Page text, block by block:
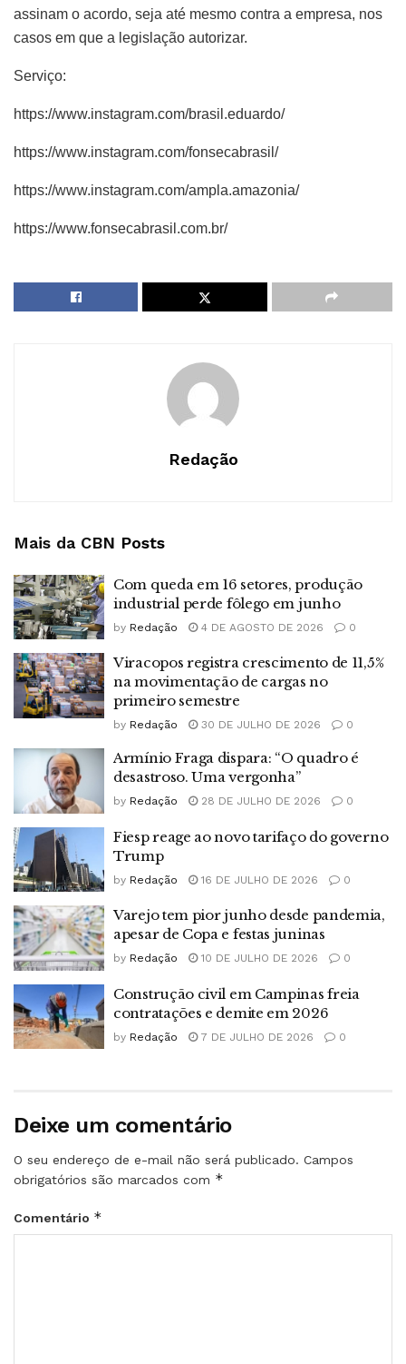
assinam o acordo, seja até mesmo contra a empresa, nos
casos em que a legislação autorizar.
Serviço:
https://www.instagram.com/brasil.eduardo/
https://www.instagram.com/fonsecabrasil/
https://www.instagram.com/ampla.amazonia/
https://www.fonsecabrasil.com.br/
Redação
Mais da CBN Posts
Com queda em 16 setores, produção
industrial perde fôlego em junho
by Redação 4 DE AGOSTO DE 2026 0
Viracopos registra crescimento de 11,5%
na movimentação de cargas no
primeiro semestre
by Redação 30 DE JULHO DE 2026 0
Armínio Fraga dispara: “O quadro é
desastroso. Uma vergonha”
by Redação 28 DE JULHO DE 2026 0
Fiesp reage ao novo tarifaço do governo
Trump
by Redação 16 DE JULHO DE 2026 0
Varejo tem pior junho desde pandemia,
apesar de Copa e festas juninas
by Redação 10 DE JULHO DE 2026 0
Construção civil em Campinas freia
contratações e demite em 2026
by Redação 7 DE JULHO DE 2026 0
Deixe um comentário
O seu endereço de e-mail não será publicado. Campos
obrigatórios são marcados com *
Comentário *